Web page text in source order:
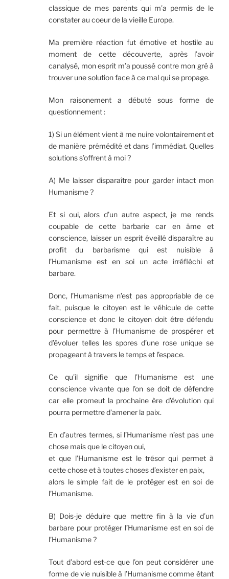
classique de mes parents qui m’a permis de le
constater au coeur de la vieille Europe.
Ma première réaction fut émotive et hostile au
moment de cette découverte, après l’avoir
canalysé, mon esprit m’a poussé contre mon gré à
trouver une solution face à ce mal qui se propage.
Mon raisonement a débuté sous forme de
questionnement :
1) Si un élément vient à me nuire volontairement et
de manière prémédité et dans l’immédiat. Quelles
solutions s’offrent à moi ?
A) Me laisser disparaître pour garder intact mon
Humanisme ?
Et si oui, alors d’un autre aspect, je me rends
coupable de cette barbarie car en âme et
conscience, laisser un esprit éveillé disparaître au
profit du barbarisme qui est nuisible à
l’Humanisme est en soi un acte irréfléchi et
barbare.
Donc, l’Humanisme n’est pas appropriable de ce
fait, puisque le citoyen est le véhicule de cette
conscience et donc le citoyen doit être défendu
pour permettre à l’Humanisme de prospérer et
d’évoluer telles les spores d’une rose unique se
propageant à travers le temps et l’espace.
Ce qu’il signifie que l’Humanisme est une
conscience vivante que l’on se doit de défendre
car elle promeut la prochaine ère d’évolution qui
pourra permettre d’amener la paix.
En d’autres termes, si l’Humanisme n’est pas une
chose mais que le citoyen oui,
et que l’Humanisme est le trésor qui permet à
cette chose et à toutes choses d’exister en paix,
alors le simple fait de le protéger est en soi de
l’Humanisme.
B) Dois-je déduire que mettre fin à la vie d’un
barbare pour protéger l’Humanisme est en soi de
l’Humanisme ?
Tout d’abord est-ce que l’on peut considérer une
forme de vie nuisible à l’Humanisme comme étant